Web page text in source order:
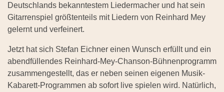
Deutschlands bekanntestem Liedermacher und hat sein
Gitarrenspiel größtenteils mit Liedern von Reinhard Mey
gelernt und verfeinert.
Jetzt hat sich Stefan Eichner einen Wunsch erfüllt und ein
abendfüllendes Reinhard-Mey-Chanson-Bühnenprogramm
zusammengestellt, das er neben seinen eigenen Musik-
Kabarett-Programmen ab sofort live spielen wird. Natürlich,